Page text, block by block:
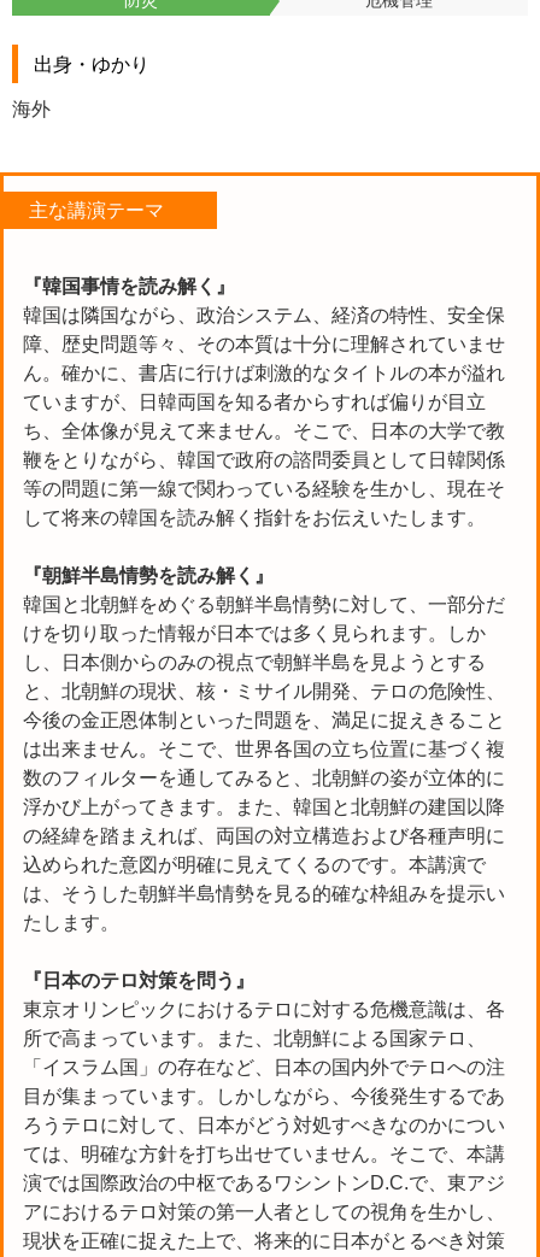
出身・ゆかり
海外
主な講演テーマ
『韓国事情を読み解く』
韓国は隣国ながら、政治システム、経済の特性、安全保
障、歴史問題等々、その本質は十分に理解されていませ
ん。確かに、書店に行けば刺激的なタイトルの本が溢れ
ていますが、日韓両国を知る者からすれば偏りが目立
ち、全体像が見えて来ません。そこで、日本の大学で教
鞭をとりながら、韓国で政府の諮問委員として日韓関係
等の問題に第一線で関わっている経験を生かし、現在そ
して将来の韓国を読み解く指針をお伝えいたします。
『朝鮮半島情勢を読み解く』
韓国と北朝鮮をめぐる朝鮮半島情勢に対して、一部分だ
けを切り取った情報が日本では多く見られます。しか
し、日本側からのみの視点で朝鮮半島を見ようとする
と、北朝鮮の現状、核・ミサイル開発、テロの危険性、
今後の金正恩体制といった問題を、満足に捉えきること
は出来ません。そこで、世界各国の立ち位置に基づく複
数のフィルターを通してみると、北朝鮮の姿が立体的に
浮かび上がってきます。また、韓国と北朝鮮の建国以降
の経緯を踏まえれば、両国の対立構造および各種声明に
込められた意図が明確に見えてくるのです。本講演で
は、そうした朝鮮半島情勢を見る的確な枠組みを提示い
たします。
『日本のテロ対策を問う』
東京オリンピックにおけるテロに対する危機意識は、各
所で高まっています。また、北朝鮮による国家テロ、
「イスラム国」の存在など、日本の国内外でテロへの注
目が集まっています。しかしながら、今後発生するであ
ろうテロに対して、日本がどう対処すべきなのかについ
ては、明確な方針を打ち出せていません。そこで、本講
演では国際政治の中枢であるワシントンD.C.で、東アジ
アにおけるテロ対策の第一人者としての視角を生かし、
現状を正確に捉えた上で、将来的に日本がとるべき対策